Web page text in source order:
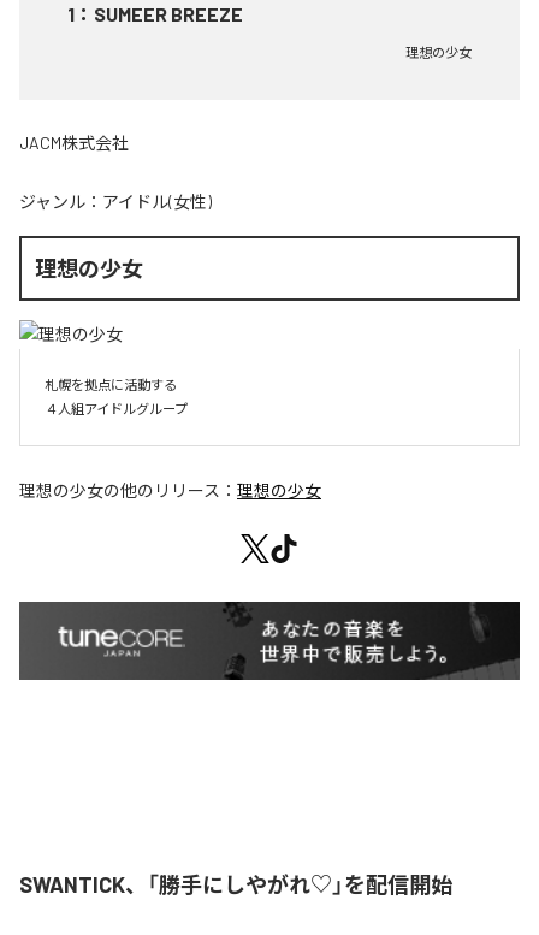
1 ： SUMEER BREEZE
理想の少女
JACM株式会社
ジャンル： アイドル(女性)
理想の少女
札幌を拠点に活動する
４人組アイドルグループ
理想の少女の他のリリース： 理想の少女
SWANTICK、「勝手にしやがれ♡」を配信開始